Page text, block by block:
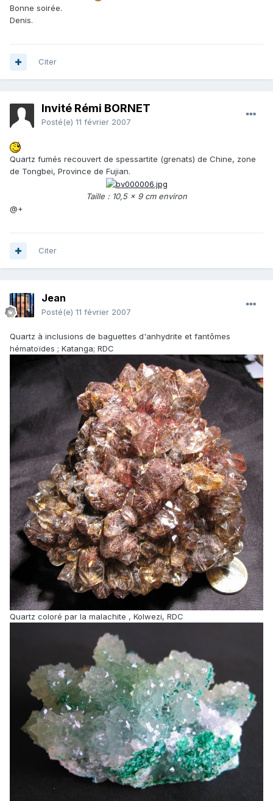
Bonne soirée.
Denis.
Citer
Invité Rémi BORNET
Posté(e) 11 février 2007
Quartz fumés recouvert de spessartite (grenats) de Chine, zone
de Tongbei, Province de Fujian.
Taille : 10,5 x 9 cm environ
@+
Citer
Jean
Posté(e) 11 février 2007
Quartz à inclusions de baguettes d'anhydrite et fantômes
hématoïdes ; Katanga; RDC
Quartz coloré par la malachite , Kolwezi, RDC